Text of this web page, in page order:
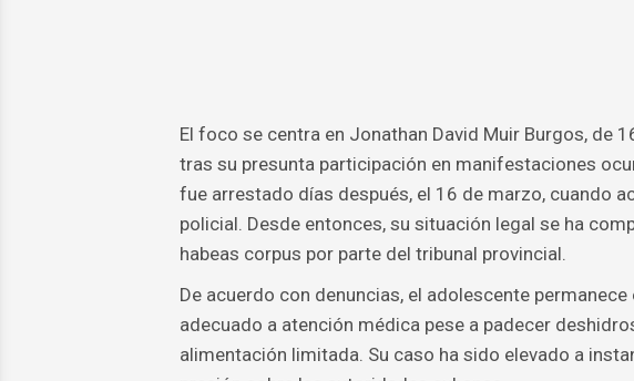
El foco se centra en Jonathan David Muir Burgos, de
tras su presunta participación en manifestaciones
fue arrestado días después, el 16 de marzo, cuando
policial. Desde entonces, su situación legal se ha
habeas corpus por parte del tribunal provincial.
De acuerdo con denuncias, el adolescente
adecuado a atención médica pese a padecer
alimentación limitada. Su caso ha sido elevado a